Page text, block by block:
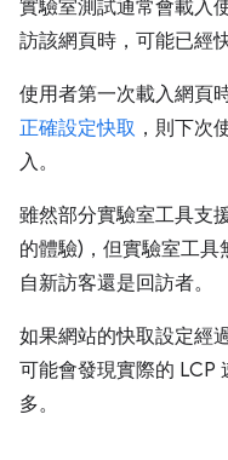
實驗室測試通常會載入
訪該網頁時，可能已經
使用者第一次載入網頁
正確設定快取 ，則下次
入。
雖然部分實驗室工具支
的體驗)，但實驗室工
自新訪客還是回訪者。
如果網站的快取設定經
可能會發現實際的 LCP
多。